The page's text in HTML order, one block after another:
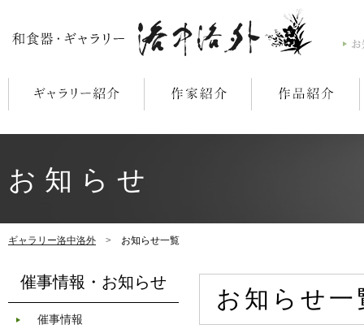
お知らせ
ギャラリー洛中洛外 > お知らせ一覧
催事情報・お知らせ
催事情報
お知らせ一